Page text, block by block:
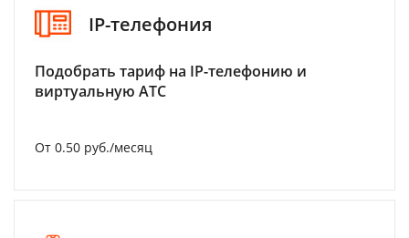
IP-телефония
Подобрать тариф на IP-телефонию и
виртуальную АТС
От 0.50 руб./месяц